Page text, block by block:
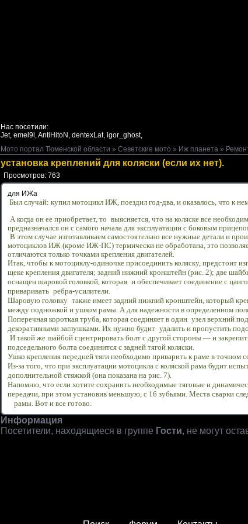
Нас посетили:
Jet, emel9l,AntiHitoN, dentexLat, igor_ghost,
Мото портал Тюменской области » Севетские мото » Иж планета»
установка креплений для коляски (если их нет).
Просмотров: 763
для ИЖа
Был случай: купил мотоцикл ИЖ, поездил год-два, и оказалось, что к
А когда он ее приобретает, то выясняется, что на коляске все
предназначался он с самого начала для эксплуатации с боковым
В этом случае изготавливаем самостоятельно все нужные детали и
мотоциклов ИЖ (кроме ИЖ-ПС) термически не обработана, это
отличаются только точками крепления двигателей.
Итак, чтобы к мотоциклу-одиночке присоединить коляску, предстоит
щеке крепления двигателя; задний нижний кронштейн (рис. 2); две
оснащен шаровой головкой, которая и обеспечивает соединение с
приваривать ребра-усилители.
Шаровую головку также имеет задний нижний кронштейн, который
между подножкой и ушком рамы. А для надежности в определенном
Поперечная короткая труба, которая соединяет в один узел верхний
декоративными заглушками. Их нужно будит удалить и пропустить
И такой же шайбой сцентрировать болт с другой стороны — и
подседельного болта соединится с задней тягой коляски.
Ушко крепления передней тяги необходимо приварить к раме в точном
Из-за того, что при эксплуатации мотоцикла с коляской рама будит
дополнительной стяжкой (она показана на рис. 7).
Напомню, что если хотите сохранить необходимые тяговые и
передачи, при этом установив меньшую, с 16 зубьями. Места сварки
рамы. Вот и все готово.
Информация
Посетители, находящиеся в группе Гости, не могут